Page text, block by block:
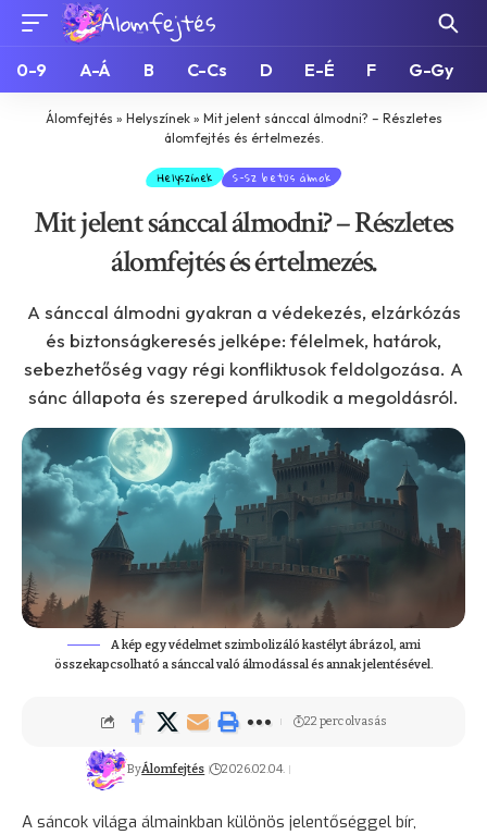
0-9 A-Á B C-Cs D E-É F G-Gy
Álomfejtés » Helyszínek» Mit jelent sánccal álmodni? – Részletes
álomfejtés és értelmezés.
Helyszínek S-Sz betűs álmok
Mit jelent sánccal álmodni? – Részletes
álomfejtés és értelmezés.
A sánccal álmodni gyakran a védekezés, elzárkózás
és biztonságkeresés jelképe: félelmek, határok,
sebezhetőség vagy régi konfliktusok feldolgozása. A
sánc állapota és szereped árulkodik a megoldásról.
A kép egy védelmet szimbolizáló kastélyt ábrázol, ami
összekapcsolható a sánccal való álmodással és annak jelentésével.
ByÁlomfejtés 2026.02.04.
22 perc olvasás
A sáncok világa álmainkban különös jelentőséggel bír,